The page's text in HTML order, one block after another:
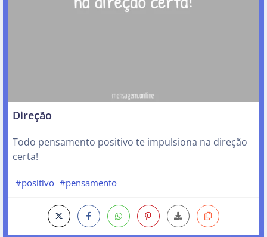
Direção
Todo pensamento positivo te impulsiona na direção
certa!
#positivo #pensamento